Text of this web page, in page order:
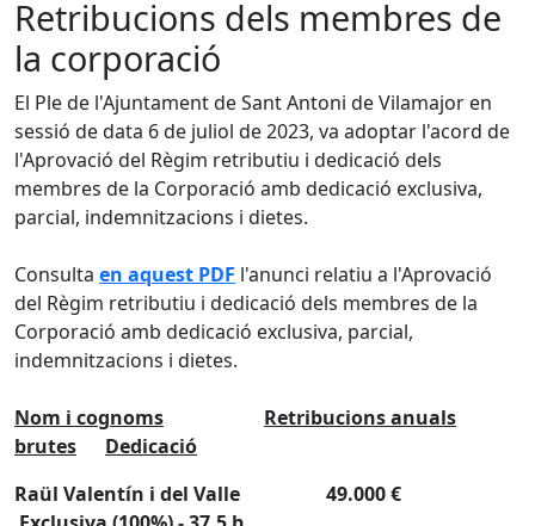
Retribucions dels membres de
la corporació
El Ple de l'Ajuntament de Sant Antoni de Vilamajor en
sessió de data 6 de juliol de 2023, va adoptar l'acord de
l'Aprovació del Règim retributiu i dedicació dels
membres de la Corporació amb dedicació exclusiva,
parcial, indemnitzacions i dietes.
Consulta en aquest PDF l'anunci relatiu a l'Aprovació
del Règim retributiu i dedicació dels membres de la
Corporació amb dedicació exclusiva, parcial,
indemnitzacions i dietes.
Nom i cognoms
Retribucions anuals
brutes
Dedicació
Raül Valentín i del Valle 49.000 €